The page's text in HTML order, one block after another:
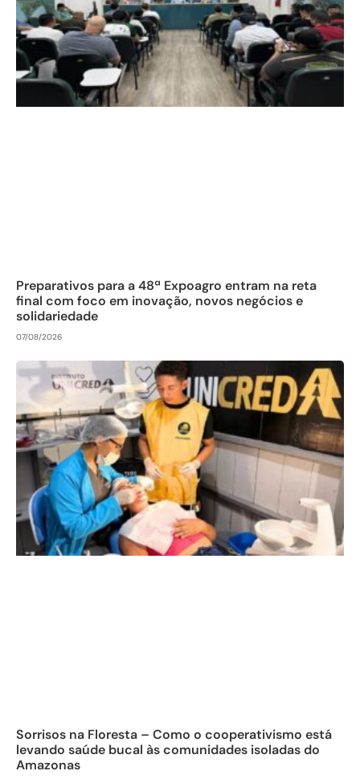
Preparativos para a 48ª Expoagro entram na reta
final com foco em inovação, novos negócios e
solidariedade
07/08/2026
Sorrisos na Floresta – Como o cooperativismo está
levando saúde bucal às comunidades isoladas do
Amazonas